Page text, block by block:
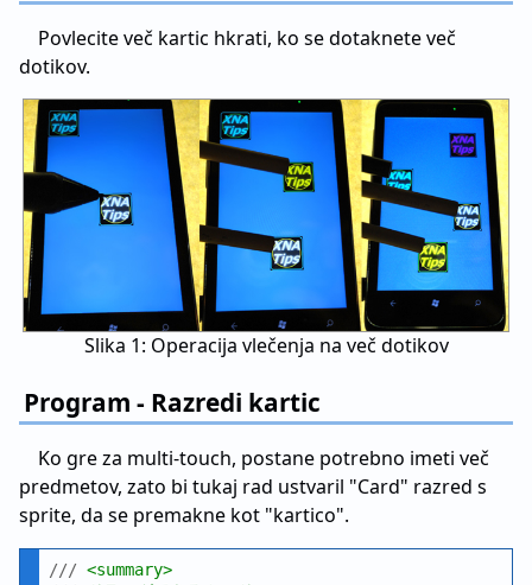
Povlecite več kartic hkrati, ko se dotaknete več
dotikov.
Slika 1: Operacija vlečenja na več dotikov
Program - Razredi kartic
Ko gre za multi-touch, postane potrebno imeti več
predmetov, zato bi tukaj rad ustvaril "Card" razred s
sprite, da se premakne kot "kartico".
/// <summary>